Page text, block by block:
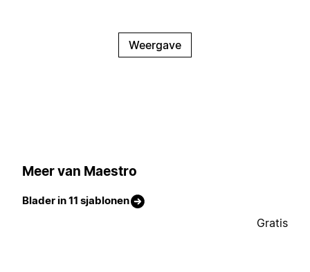
Weergave
Meer van Maestro
Blader in 11 sjablonen
Gratis